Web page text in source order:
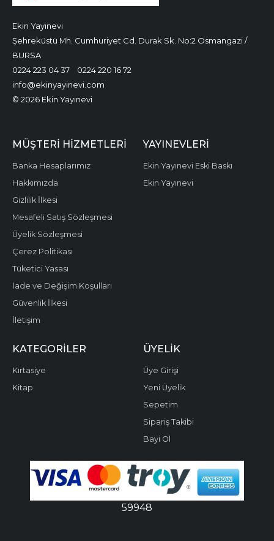
Ekin Yayınevi
Şehreküstü Mh. Cumhuriyet Cd. Durak Sk. No:2 Osmangazi /
BURSA
0224 223 04 37
0224 220 16 72
info@ekinyayinevi.com
© 2026 Ekin Yayınevi
MÜŞTERI HIZMETLERI
Banka Hesaplarımız
Hakkımızda
Gizlilik İlkesi
Mesafeli Satış Sözleşmesi
Üyelik Sözleşmesi
Çerez Politikası
Tüketici Yasası
İade ve Değişim Koşulları
Güvenlik İlkesi
İletişim
YAYINEVLERI
Ekin Yayınevi Eski Baskı
Ekin Yayınevi
KATEGORILER
Kırtasiye
Kitap
ÜYELIK
Üye Girişi
Yeni Üyelik
Sepetim
Sipariş Takibi
Bayi Ol
59948